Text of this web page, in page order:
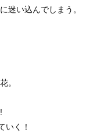
迷い込んでしまう。
。
いく！